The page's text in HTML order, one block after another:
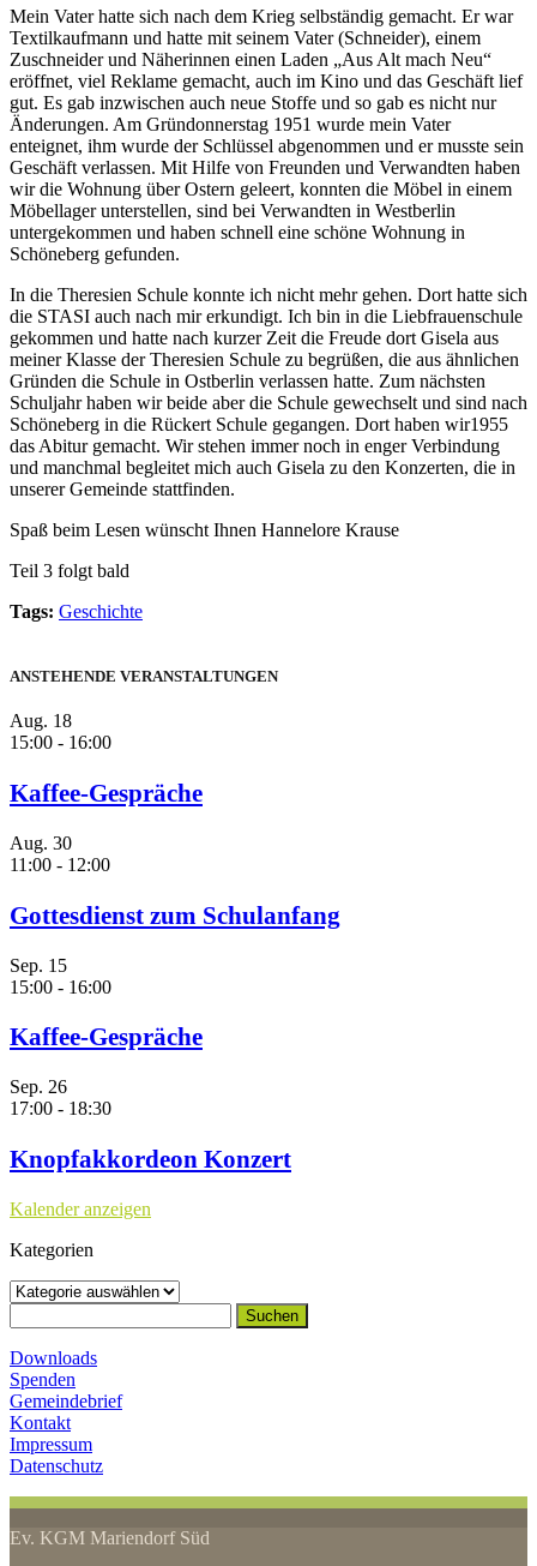
Mein Vater hatte sich nach dem Krieg selbständig gemacht. Er war
Textilkaufmann und hatte mit seinem Vater (Schneider), einem
Zuschneider und Näherinnen einen Laden „Aus Alt mach Neu“
eröffnet, viel Reklame gemacht, auch im Kino und das Geschäft lief
gut. Es gab inzwischen auch neue Stoffe und so gab es nicht nur
Änderungen. Am Gründonnerstag 1951 wurde mein Vater
enteignet, ihm wurde der Schlüssel abgenommen und er musste sein
Geschäft verlassen. Mit Hilfe von Freunden und Verwandten haben
wir die Wohnung über Ostern geleert, konnten die Möbel in einem
Möbellager unterstellen, sind bei Verwandten in Westberlin
untergekommen und haben schnell eine schöne Wohnung in
Schöneberg gefunden.
In die Theresien Schule konnte ich nicht mehr gehen. Dort hatte sich
die STASI auch nach mir erkundigt. Ich bin in die Liebfrauenschule
gekommen und hatte nach kurzer Zeit die Freude dort Gisela aus
meiner Klasse der Theresien Schule zu begrüßen, die aus ähnlichen
Gründen die Schule in Ostberlin verlassen hatte. Zum nächsten
Schuljahr haben wir beide aber die Schule gewechselt und sind nach
Schöneberg in die Rückert Schule gegangen. Dort haben wir1955
das Abitur gemacht. Wir stehen immer noch in enger Verbindung
und manchmal begleitet mich auch Gisela zu den Konzerten, die in
unserer Gemeinde stattfinden.
Spaß beim Lesen wünscht Ihnen Hannelore Krause
Teil 3 folgt bald
Tags: Geschichte
ANSTEHENDE VERANSTALTUNGEN
Aug. 18
15:00 - 16:00
Kaffee-Gespräche
Aug. 30
11:00 - 12:00
Gottesdienst zum Schulanfang
Sep. 15
15:00 - 16:00
Kaffee-Gespräche
Sep. 26
17:00 - 18:30
Knopfakkordeon Konzert
Kalender anzeigen
Kategorien
Kategorien
nach:
Downloads
Spenden
Gemeindebrief
Kontakt
Impressum
Datenschutz
Ev. KGM Mariendorf Süd